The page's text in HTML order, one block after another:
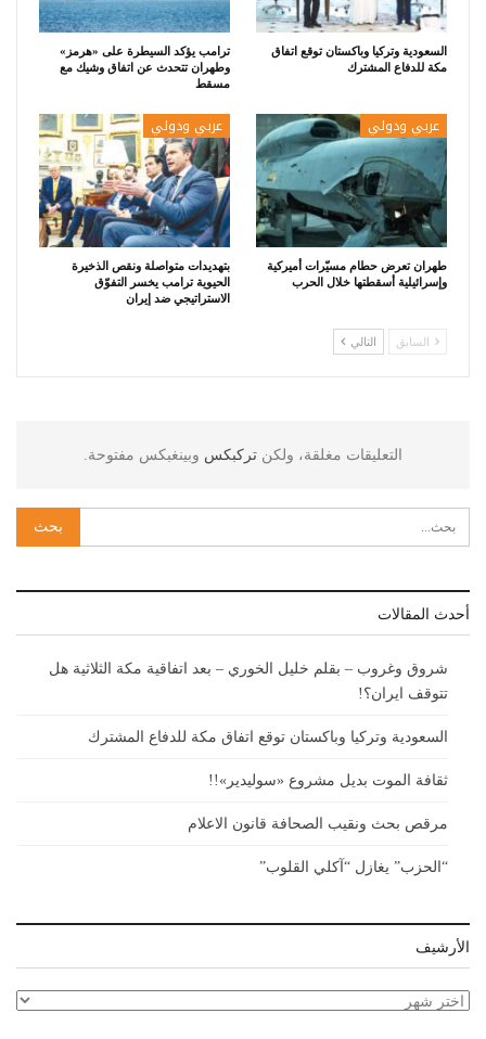
السعودية وتركيا وباكستان توقع اتفاق
مكة للدفاع المشترك
ترامب يؤكد السيطرة على «هرمز»
وطهران تتحدث عن اتفاق وشيك مع
مسقط
عربي ودولي
طهران تعرض حطام مسيّرات أميركية
وإسرائيلية أسقطتها خلال الحرب
عربي ودولي
بتهديدات متواصلة ونقص الذخيرة
الحيوية ترامب يخسر التفوّق
الاستراتيجي ضد إيران
السابق التالي
التعليقات مغلقة، ولكن تركبكس وبينغبكس مفتوحة.
أحدث المقالات
شروق وغروب – بقلم خليل الخوري – بعد اتفاقية مكة الثلاثية هل
تتوقف ايران؟!
السعودية وتركيا وباكستان توقع اتفاق مكة للدفاع المشترك
ثقافة الموت بديل مشروع «سوليدير»!!
مرقص بحث ونقيب الصحافة قانون الاعلام
“الحزب” يغازل “آكلي القلوب”
الأرشيف
الأرشيف